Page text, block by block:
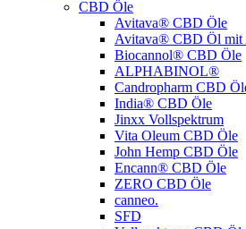
CBD Öle
Avitava® CBD Öle
Avitava® CBD Öl mit
Biocannol® CBD Öle
ALPHABINOL®
Candropharm CBD
India® CBD Öle
Jinxx Vollspektrum
Vita Oleum CBD Öle
John Hemp CBD Öle
Encann® CBD Öle
ZERO CBD Öle
canneo.
SFD